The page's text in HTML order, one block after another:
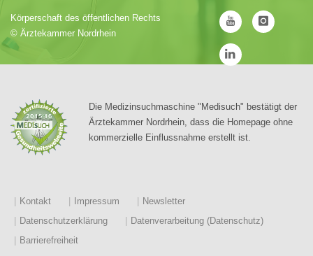
Körperschaft des öffentlichen Rechts
© Ärztekammer Nordrhein
Die Medizinsuchmaschine "Medisuch" bestätigt der
Ärztekammer Nordrhein, dass die Homepage ohne
kommerzielle Einflussnahme erstellt ist.
Kontakt Impressum
Newsletter
Datenschutzerklärung
Datenverarbeitung (Datenschutz)
Barrierefreiheit